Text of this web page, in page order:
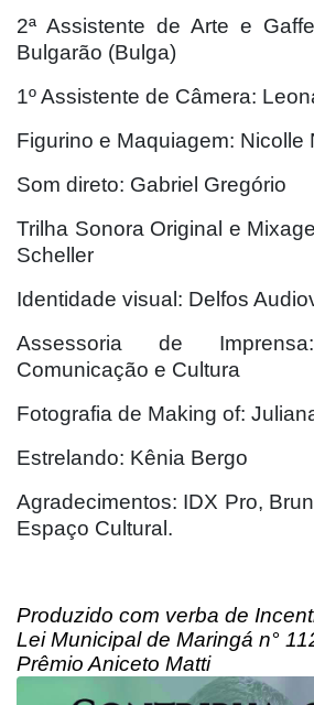
2ª Assistente de Arte e
Bulgarão (Bulga)
1º Assistente de Câmera:
Figurino e Maquiagem: Nicolle
Som direto: Gabriel Gregório
Trilha Sonora Original e
Scheller
Identidade visual: Delfos
Assessoria de
Comunicação e Cultura
Fotografia de Making of:
Estrelando: Kênia Bergo
Agradecimentos: IDX Pro,
Espaço Cultural.
Produzido com verba de
Lei Municipal de Maringá n°
Prêmio Aniceto Matti